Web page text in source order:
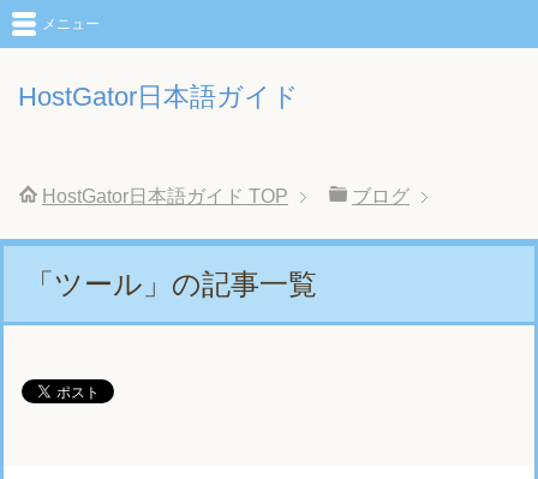
HostGator日本語ガイド
メニュー
HostGator日本語ガイド TOP ブログ
「ツール」の記事一覧